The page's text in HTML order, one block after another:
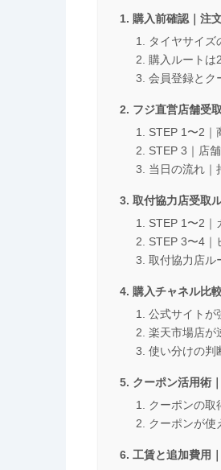
購入前確認｜注
タイヤサイズ
購入ルートは
会員登録とク
フジ直営店舗受
STEP 1〜2｜
STEP 3｜店
当日の流れ｜
取付協力店受取
STEP 1〜2｜
STEP 3〜4
取付協力店ル
購入チャネル比
公式サイトが
楽天市場店が
使い分けの判
クーポン活用術
クーポンの取
クーポンが使
工賃と追加費用